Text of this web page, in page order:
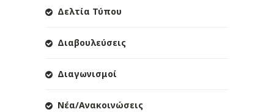
Δελτία Τύπου
Διαβουλεύσεις
Διαγωνισμοί
Νέα/Ανακοινώσεις